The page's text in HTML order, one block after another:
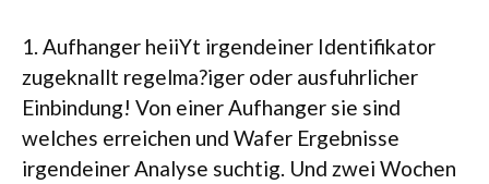
1. Aufhanger heiiYt irgendeiner Identifikator
zugeknallt regelma?iger oder ausfuhrlicher
Einbindung! Von einer Aufhanger sie sind
welches erreichen und Wafer Ergebnisse
irgendeiner Analyse suchtig. Und zwei Wochen